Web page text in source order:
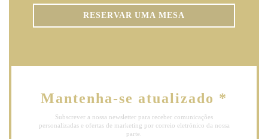
RESERVAR UMA MESA
Mantenha-se atualizado *
Subscrever a nossa newsletter para receber comunicações
personalizadas e ofertas de marketing por correio eletrónico da nossa
parte.